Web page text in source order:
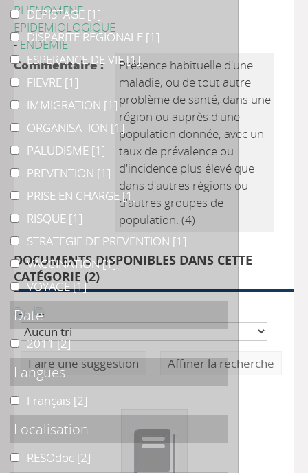
PHENOMENE
EPIDEMIOLOGIQUE
-ENDEMIE
Commentaire :
Présence habituelle d'une
maladie, ou de tout autre
problème de santé, dans une
région ou auprès d'une
population donnée, avec un
taux de prévalence ou
d'incidence plus élevé que
dans d'autres régions ou
d'autres groupes de
population. (4)
DOCUMENTS DISPONIBLES DANS CETTE
CATÉGORIE (2)
Faire une suggestion Affiner la recherche
DEPISTAGE
DEPISTAGE [1]
DISPARITE REGIONALE
DISPARITE REGIONALE [1]
ESPERANCE DE VIE
ESPERANCE DE VIE[1]
FIEVREFIEVRE [1]
IMMIGRATION
IMMIGRATION [1]
ORGANISATION
ORGANISATION [1]
PALUDISME
PALUDISME [1]
PREVENTION
PREVENTION [1]
PRISE EN CHARGE
PRISE EN CHARGE [1]
RISQUE
RISQUE [1]
STRATEGIE DE PREVENTION
STRATEGIE DE PREVENTION [1]
VACCINATION
VACCINATION[1]
VOYAGE
VOYAGE[1]
Date
20112011[2]
Langues
Français
Français [2]
Localisation
RESOdoc
RESOdoc [2]